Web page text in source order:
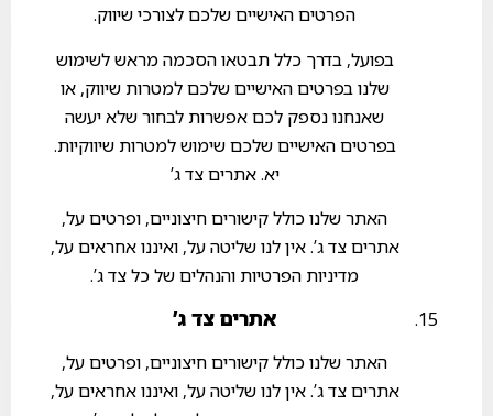
הפרטים האישיים שלכם לצורכי שיווק.
בפועל, בדרך כלל תבטאו הסכמה מראש לשימוש
שלנו בפרטים האישיים שלכם למטרות שיווק, או
שאנחנו נספק לכם אפשרות לבחור שלא יעשה
בפרטים האישיים שלכם שימוש למטרות שיווקיות.
יא. אתרים צד ג’
האתר שלנו כולל קישורים חיצוניים, ופרטים על,
אתרים צד ג’. אין לנו שליטה על, ואיננו אחראים על,
מדיניות הפרטיות והנהלים של כל צד ג’.
אתרים צד ג’
האתר שלנו כולל קישורים חיצוניים, ופרטים על,
אתרים צד ג’. אין לנו שליטה על, ואיננו אחראים על,